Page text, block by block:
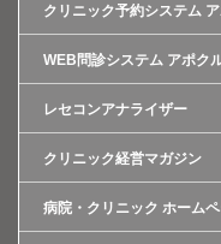
クリニック予約システム
WEB問診システム アポク
レセコンアナライザー
クリニック経営マガジン
病院・クリニック ホーム